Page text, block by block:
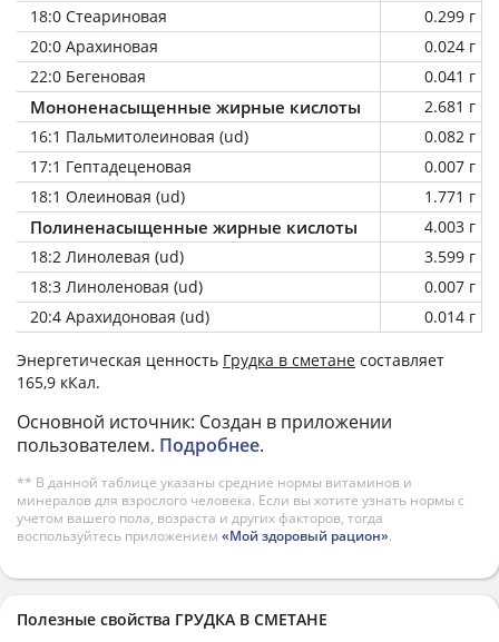
18:0 Стеариновая
0.299 г
20:0 Арахиновая
0.024 г
22:0 Бегеновая
0.041 г
Мононенасыщенные жирные кислоты
2.681 г
16:1 Пальмитолеиновая (ud)
0.082 г
17:1 Гептадеценовая
0.007 г
18:1 Олеиновая (ud)
1.771 г
Полиненасыщенные жирные кислоты
4.003 г
18:2 Линолевая (ud)
3.599 г
18:3 Линоленовая (ud)
0.007 г
20:4 Арахидоновая (ud)
0.014 г
Энергетическая ценность Грудка в сметане составляет
165,9 кКал.
Основной источник: Создан в приложении
пользователем. Подробнее.
** В данной таблице указаны средние нормы витаминов и
минералов для взрослого человека. Если вы хотите узнать нормы с
учетом вашего пола, возраста и других факторов, тогда
воспользуйтесь приложением «Мой здоровый рацион».
Полезные свойства ГРУДКА В СМЕТАНЕ